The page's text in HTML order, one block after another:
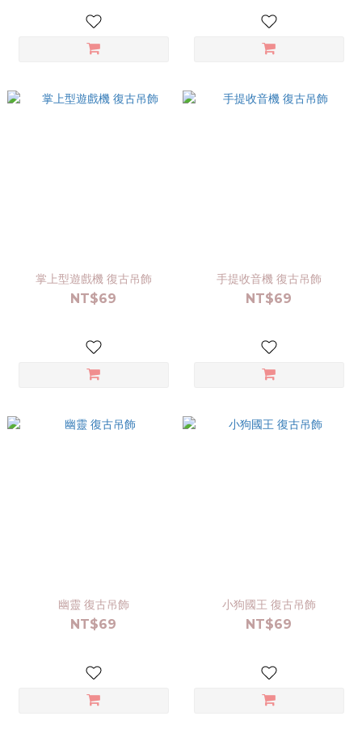
掌上型遊戲機 復古吊飾
NT$69
手提收音機 復古吊飾
NT$69
幽靈 復古吊飾
NT$69
小狗國王 復古吊飾
NT$69